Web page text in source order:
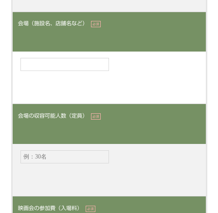
会場（施設名、店舗名など） 必須
会場の収容可能人数（定員） 必須
映画会の参加費（入場料） 必須